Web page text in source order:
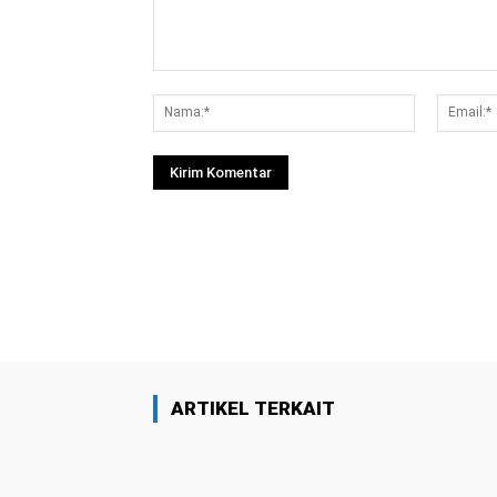
Nama:*
ARTIKEL TERKAIT